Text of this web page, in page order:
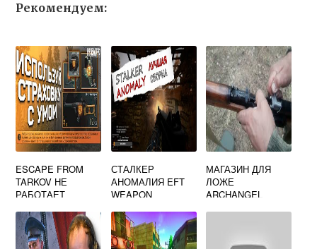
Рекомендуем:
ESCAPE FROM
TARKOV НЕ
РАБОТАЕТ
СТАЛКЕР
АНОМАЛИЯ EFT
WEAPON
МАГАЗИН ДЛЯ
ЛОЖЕ
ARCHANGEL